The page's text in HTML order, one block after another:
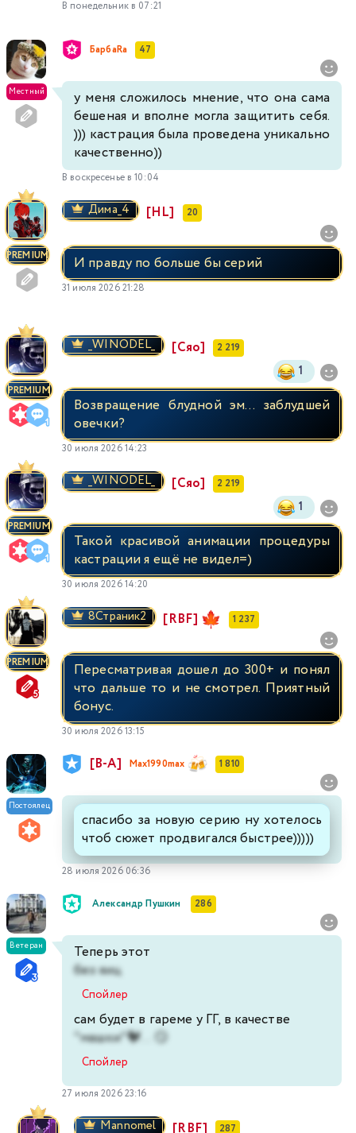
В понедельник в 07:21
Местный
БарбаRа 47
у меня сложилось мнение, что она сама
бешеная и вполне могла защитить себя.
))) кастрация была проведена уникально
качественно))
В воскресенье в 10:04
PREMIUM
Димa_4 [HL] 20
И правду по больше бы серий
31 июля 2026 21:28
PREMIUM
_WINODEL_ [Сяо] 2 219
1
Возвращение блудной эм... заблудшей
овечки?
30 июля 2026 14:23
PREMIUM
_WINODEL_ [Сяо] 2 219
1
Такой красивой анимации процедуры
кастрации я ещё не видел=)
30 июля 2026 14:20
PREMIUM
8Страник2 [RBF] 1 237
Пересматривая дошел до 300+ и понял
что дальше то и не смотрел. Приятный
бонус.
30 июля 2026 13:15
Постоялец
[В-А] Max1990max 1 810
спасибо за новую серию ну хотелось
чтоб сюжет продвигался быстрее)))))
28 июля 2026 06:36
Ветеран
Александр Пушкин 286
Теперь этот
без яиц
Спойлер
сам будет в гареме у ГГ, в качестве
"машки"🐓... 😏
Спойлер
27 июля 2026 23:16
Mannomel [RBF] 287